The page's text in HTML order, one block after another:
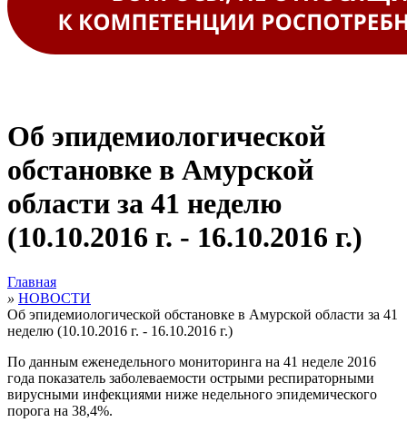
Об эпидемиологической
обстановке в Амурской
области за 41 неделю
(10.10.2016 г. - 16.10.2016 г.)
Главная
» НОВОСТИ
Об эпидемиологической обстановке в Амурской области за 41
неделю (10.10.2016 г. - 16.10.2016 г.)
По данным еженедельного мониторинга на 41 неделе 2016
года показатель заболеваемости острыми респираторными
вирусными инфекциями ниже недельного эпидемического
порога на 38,4%.